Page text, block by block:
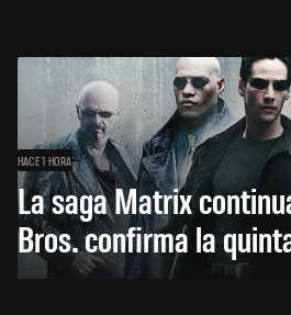
HACE 1 HORA
La saga Matrix
Bros. confirma la